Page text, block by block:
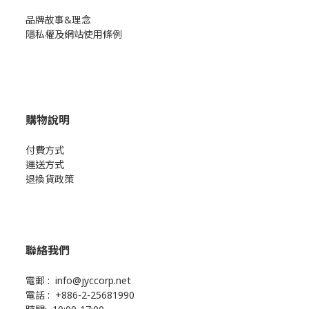
品牌故事&理念
隱私權及網站使用條例
購物說明
付費方式
運送方式
退換貨政策
聯絡我們
電郵 : info@jyccorp.net
電話 : +886-2-25681990